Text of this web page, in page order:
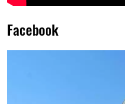
Facebook